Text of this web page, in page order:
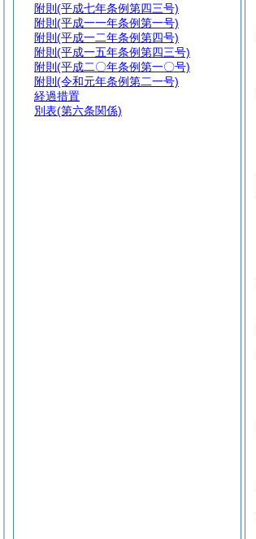
附則 (平成七年条例第四三号)
附則 (平成一一年条例第一号)
附則 (平成一二年条例第四号)
附則 (平成一五年条例第四三号)
附則 (平成二〇年条例第一〇号)
附則 (令和元年条例第二一号)
経過措置
別表(第六条関係)